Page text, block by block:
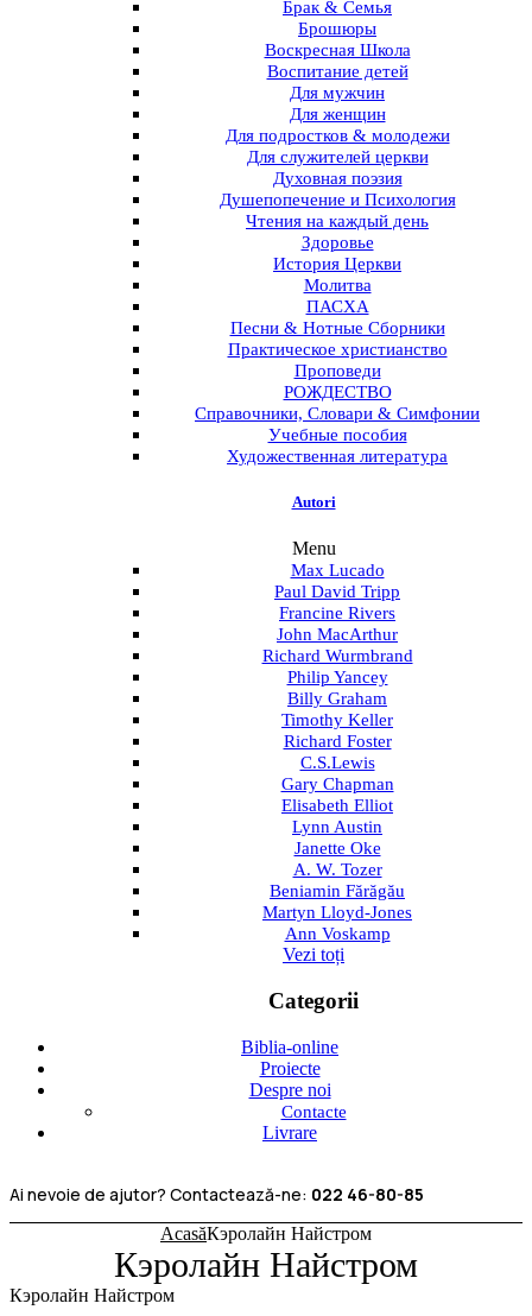
Брак & Семья
Брошюры
Воскресная Школа
Воспитание детей
Для мужчин
Для женщин
Для подростков & молодежи
Для служителей церкви
Духовная поэзия
Душепопечение и Психология
Чтения на каждый день
Здоровье
История Церкви
Молитва
ПАСХА
Песни & Нотные Сборники
Практическое христианство
Проповеди
РОЖДЕСТВО
Справочники, Словари & Симфонии
Учебные пособия
Художественная литература
Autori
Menu
Max Lucado
Paul David Tripp
Francine Rivers
John MacArthur
Richard Wurmbrand
Philip Yancey
Billy Graham
Timothy Keller
Richard Foster
C.S.Lewis
Gary Chapman
Elisabeth Elliot
Lynn Austin
Janette Oke
A. W. Tozer
Beniamin Fărăgău
Martyn Lloyd-Jones
Ann Voskamp
Vezi toți
Categorii
Biblia-online
Proiecte
Despre noi
Contacte
Livrare
Ai nevoie de ajutor? Contactează-ne: 022 46-80-85
AcasăКэролайн Найстром
Кэролайн Найстром
Кэролайн Найстром